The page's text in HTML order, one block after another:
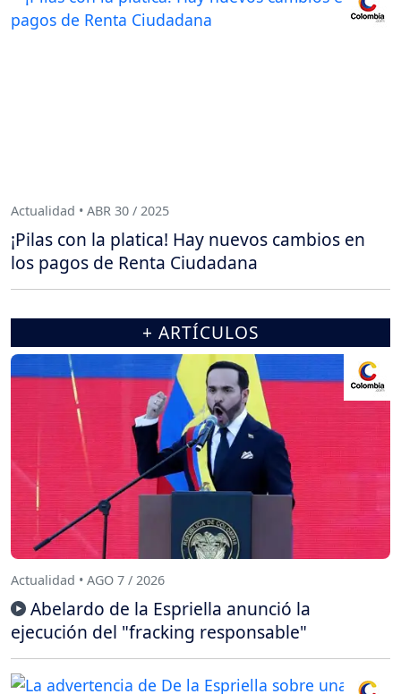
Actualidad • ABR 30 / 2025
¡Pilas con la platica! Hay nuevos cambios en
los pagos de Renta Ciudadana
+ ARTÍCULOS
Actualidad • AGO 7 / 2026
Abelardo de la Espriella anunció la
ejecución del "fracking responsable"